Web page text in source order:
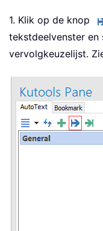
1. Klik op de knop
tekstdeelvenster en
vervolgkeuzelijst.